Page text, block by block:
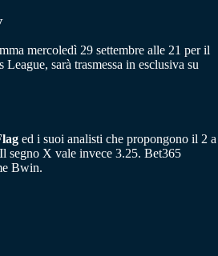
mercoledì 29 settembre alle 21 per il
sarà trasmessa in esclusiva su
ed i suoi analisti che propongono il 2 a
segno X vale invece 3.25. Bet365
Bwin.